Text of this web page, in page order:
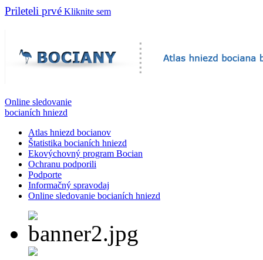
Prileteli prvé Kliknite sem
Online sledovanie
bocianích hniezd
Atlas hniezd bocianov
Štatistika bocianích hniezd
Ekovýchovný program Bocian
Ochranu podporili
Podporte
Informačný spravodaj
Online sledovanie bocianích hniezd